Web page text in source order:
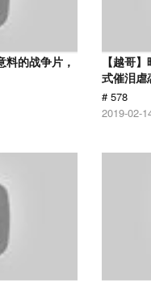
料的战争片，
【越哥
式催泪虐
# 578
2019-02-